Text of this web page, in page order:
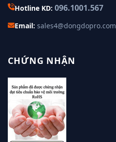
Hotline KD: 096.1001.567
Email: sales4@dongdopro.com
CHỨNG NHẬN